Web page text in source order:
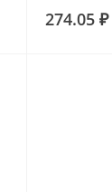
274.05 ₽